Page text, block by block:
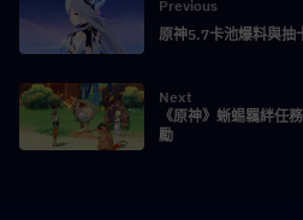
Previous
原神5.7卡池爆料與抽
Next
《原神》蜥蜴羈絆任
勵